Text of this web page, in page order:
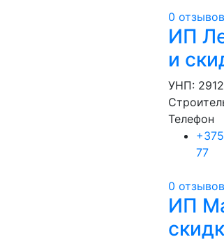
0 отзывов
ИП
и
УНП:
Телефон
77
0 отзывов
ИП